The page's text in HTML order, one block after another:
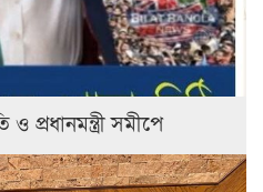
ও প্রধানমন্ত্রী সমীপে